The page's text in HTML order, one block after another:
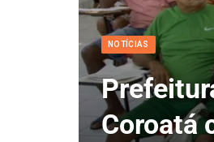
NOTÍCIAS
Coroatá